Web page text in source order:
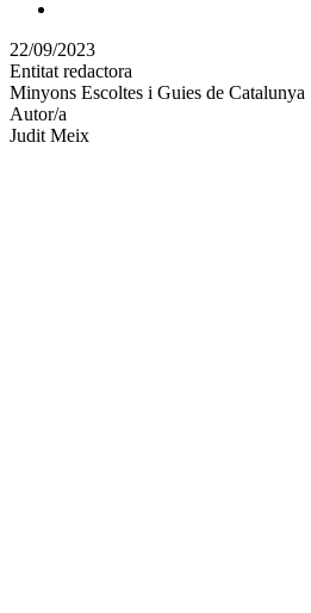
altres
xarxes
socials
22/09/2023
Entitat redactora
Minyons Escoltes i Guies de Catalunya
Autor/a
Judit Meix